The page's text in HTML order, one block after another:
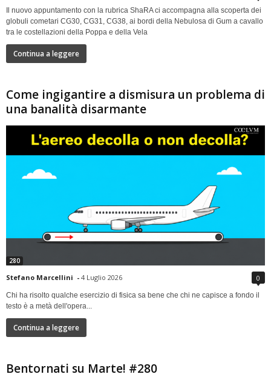
Il nuovo appuntamento con la rubrica ShaRA ci accompagna alla scoperta dei
globuli cometari CG30, CG31, CG38, ai bordi della Nebulosa di Gum a cavallo
tra le costellazioni della Poppa e della Vela
Continua a leggere
Come ingigantire a dismisura un problema di
una banalità disarmante
280
Stefano Marcellini - 4 Luglio 2026 0
Chi ha risolto qualche esercizio di fisica sa bene che chi ne capisce a fondo il
testo è a metà dell'opera...
Continua a leggere
Bentornati su Marte! #280